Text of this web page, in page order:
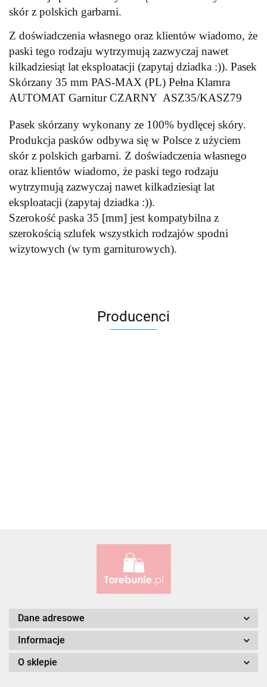
skór z polskich garbarni.
Z doświadczenia własnego oraz klientów wiadomo, że
paski tego rodzaju wytrzymują zazwyczaj nawet
kilkadziesiąt lat eksploatacji (zapytaj dziadka :)). Pasek
Skórzany 35 mm PAS-MAX (PL) Pełna Klamra
AUTOMAT Garnitur CZARNY ASZ35/KASZ79
Pasek skórzany wykonany ze 100% bydlęcej skóry.
Produkcja pasków odbywa się w Polsce z użyciem
skór z polskich garbarni. Z doświadczenia własnego
oraz klientów wiadomo, że paski tego rodzaju
wytrzymują zazwyczaj nawet kilkadziesiąt lat
eksploatacji (zapytaj dziadka :)).
Szerokość paska 35 [mm] jest kompatybilna z
szerokością szlufek wszystkich rodzajów spodni
wizytowych (w tym garniturowych).
Producenci
Alessandro Paoli
Dane adresowe
Informacje
O sklepie